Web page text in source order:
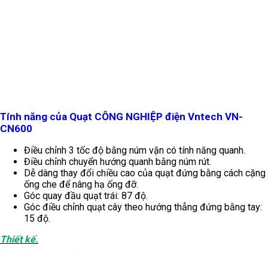
Tính năng của Quạt CÔNG NGHIỆP điện Vntech VN-
CN600
Điều chỉnh 3 tốc độ bằng núm vặn có tính năng quanh.
Điều chỉnh chuyển hướng quanh bằng núm rút.
Dễ dàng thay đổi chiều cao của quạt đứng bằng cách cặng
ống che để nâng hạ ống đỡ.
Góc quay đầu quạt trái: 87 độ.
Góc điều chỉnh quạt cây theo hướng thẳng đứng bằng tay:
15 độ.
Thiết kế.